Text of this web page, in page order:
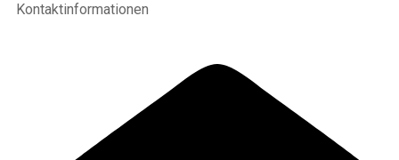
Kontaktinformationen